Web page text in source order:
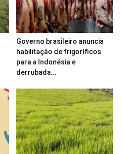
Governo brasileiro anuncia
habilitação de frigoríficos
para a Indonésia e
derrubada...